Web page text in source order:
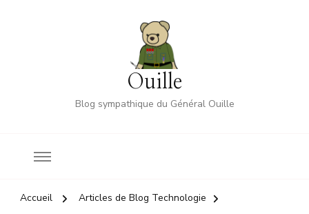
Ouille
Blog sympathique du Général Ouille
Accueil
Articles de Blog Technologie